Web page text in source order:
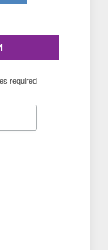
required